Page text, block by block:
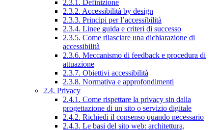
2.3.1. Definizione
2.3.2. Accessibilità by design
2.3.3. Principi per l’accessibilità
2.3.4. Linee guida e criteri di successo
2.3.5. Come rilasciare una dichiarazione di
accessibilità
2.3.6. Meccanismo di feedback e procedura di
attuazione
2.3.7. Obiettivi accessibilità
2.3.8. Normativa e approfondimenti
2.4. Privacy
2.4.1. Come rispettare la privacy sin dalla
progettazione di un sito o servizio digitale
2.4.2. Richiedi il consenso quando necessario
2.4.3. Le basi del sito web: architettura,